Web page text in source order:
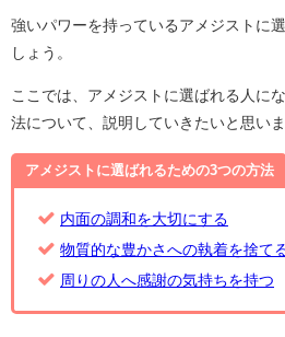
強いパワーを持っているアメジストに
しょう。
ここでは、アメジストに選ばれる人に
法について、説明していきたいと思いま
アメジストに選ばれるための3つの方法
内面の調和を大切にする
物質的な豊かさへの執着を捨て
周りの人へ感謝の気持ちを持つ